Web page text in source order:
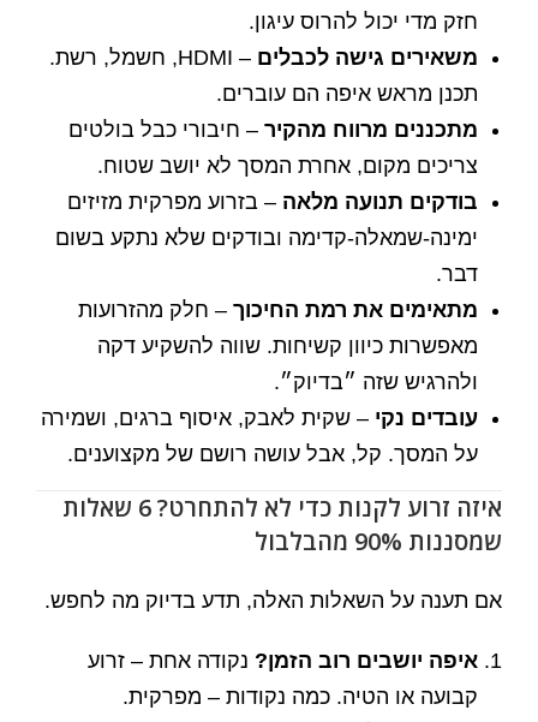
חזק מדי יכול להרוס עיגון.
משאירים גישה לכבלים
– HDMI, חשמל, רשת.
תכנן מראש איפה הם עוברים.
מתכננים מרווח מהקיר – חיבורי כבל בולטים
צריכים מקום, אחרת המסך לא יושב שטוח.
בודקים תנועה מלאה – בזרוע מפרקית מזיזים
ימינה-שמאלה-קדימה ובודקים שלא נתקע בשום
דבר.
מתאימים את רמת החיכוך – חלק מהזרועות
מאפשרות כיוון קשיחות. שווה להשקיע דקה
ולהרגיש שזה ״בדיוק״.
עובדים נקי – שקית לאבק, איסוף ברגים, ושמירה
על המסך. קל, אבל עושה רושם של מקצוענים.
איזה זרוע לקנות כדי לא להתחרט? 6 שאלות
שמסננות 90% מהבלבול
אם תענה על השאלות האלה, תדע בדיוק מה לחפש.
איפה יושבים רוב הזמן? נקודה אחת – זרוע
קבועה או הטיה. כמה נקודות – מפרקית.